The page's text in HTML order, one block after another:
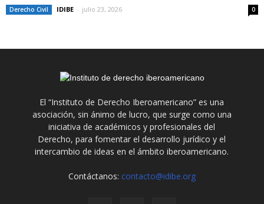
Derecho Civil IDIBE - julio 23, 2026 0
El “Instituto de Derecho Iberoamericano” es una
asociación, sin ánimo de lucro, que surge como una
iniciativa de académicos y profesionales del
Derecho, para fomentar el desarrollo jurídico y el
intercambio de ideas en el ámbito iberoamericano.
Contáctanos: contacto@idibe.org